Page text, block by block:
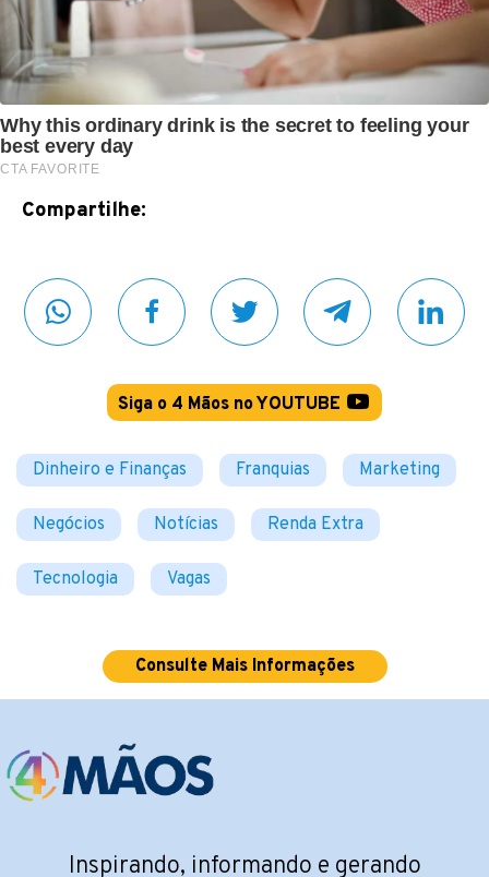
Compartilhe:
Siga o 4 Mãos no YOUTUBE
Dinheiro e Finanças Franquias Marketing
Negócios Notícias Renda Extra
Tecnologia Vagas
Consulte Mais Informações
Inspirando, informando e gerando